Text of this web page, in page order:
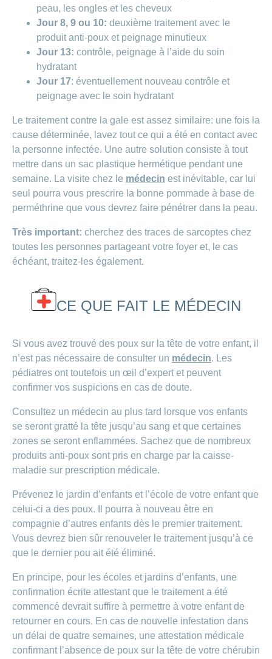
peau, les ongles et les cheveux
Jour 8, 9 ou 10: deuxième traitement avec le
produit anti-poux et peignage minutieux
Jour 13: contrôle, peignage à l’aide du soin
hydratant
Jour 17: éventuellement nouveau contrôle et
peignage avec le soin hydratant
Le traitement contre la gale est assez similaire: une fois la
cause déterminée, lavez tout ce qui a été en contact avec
la personne infectée. Une autre solution consiste à tout
mettre dans un sac plastique hermétique pendant une
semaine. La visite chez le médecin est inévitable, car lui
seul pourra vous prescrire la bonne pommade à base de
perméthrine que vous devrez faire pénétrer dans la peau.
Très important: cherchez des traces de sarcoptes chez
toutes les personnes partageant votre foyer et, le cas
échéant, traitez-les également.
CE QUE FAIT LE MÉDECIN
Si vous avez trouvé des poux sur la tête de votre enfant, il
n’est pas nécessaire de consulter un médecin. Les
pédiatres ont toutefois un œil d’expert et peuvent
confirmer vos suspicions en cas de doute.
Consultez un médecin au plus tard lorsque vos enfants
se seront gratté la tête jusqu’au sang et que certaines
zones se seront enflammées. Sachez que de nombreux
produits anti-poux sont pris en charge par la caisse-
maladie sur prescription médicale.
Prévenez le jardin d’enfants et l’école de votre enfant que
celui-ci a des poux. Il pourra à nouveau être en
compagnie d’autres enfants dès le premier traitement.
Vous devrez bien sûr renouveler le traitement jusqu’à ce
que le dernier pou ait été éliminé.
En principe, pour les écoles et jardins d’enfants, une
confirmation écrite attestant que le traitement a été
commencé devrait suffire à permettre à votre enfant de
retourner en cours. En cas de nouvelle infestation dans
un délai de quatre semaines, une attestation médicale
confirmant l’absence de poux sur la tête de votre chérubin